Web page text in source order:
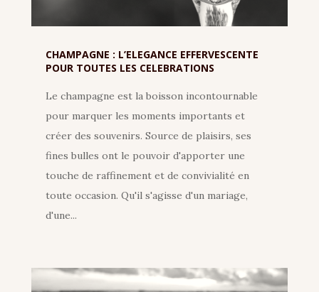
CHAMPAGNE : L’ELEGANCE EFFERVESCENTE
POUR TOUTES LES CELEBRATIONS
Le champagne est la boisson incontournable
pour marquer les moments importants et
créer des souvenirs. Source de plaisirs, ses
fines bulles ont le pouvoir d'apporter une
touche de raffinement et de convivialité en
toute occasion. Qu'il s'agisse d'un mariage,
d'une...